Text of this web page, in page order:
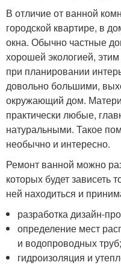
В отличие от ванной
городской квартире, в
окна. Обычно частные
хорошей экологией,
при планировании
довольно большими,
окружающий дом.
практически любые,
натуральными. Такое
необычно и интересно.
Ремонт ванной можно
которых будет зависеть
ней находиться и
разработка дизайн-
определение мест
и водопроводных труб;
гидроизоляция и